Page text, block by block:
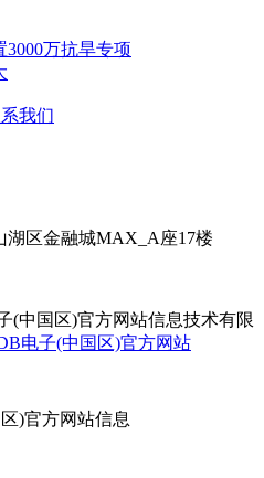
万抗旱专项
我们
湖区金融城MAX_A座17楼
(中国区)官方网站信息技术有限
电子(中国区)官方网站
)官方网站信息